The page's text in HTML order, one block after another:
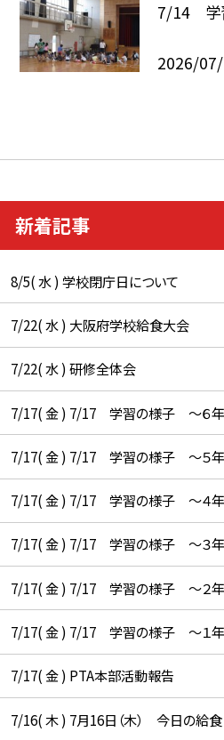
7/14 学
2026/
新着記事
8/5( 水 ) 学校閉庁日について
7/22( 水 ) 大阪府学校給食大会
7/22( 水 ) 研修全体会
7/17( 金 ) 7/17 学習の様子 ～６
7/17( 金 ) 7/17 学習の様子 ～５
7/17( 金 ) 7/17 学習の様子 ～４
7/17( 金 ) 7/17 学習の様子 ～３
7/17( 金 ) 7/17 学習の様子 ～２
7/17( 金 ) 7/17 学習の様子 ～１
7/17( 金 ) PTA本部活動報告
7/16( 木 ) 7月16日（木） 今日の給食